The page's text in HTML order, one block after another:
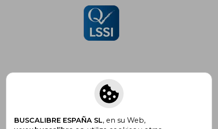
Suscríbete para recibir ofertas y
promociones
BUSCALIBRE ESPAÑA SL, en su Web,